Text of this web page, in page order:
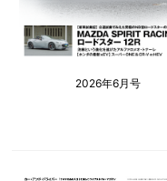
2026年6月号